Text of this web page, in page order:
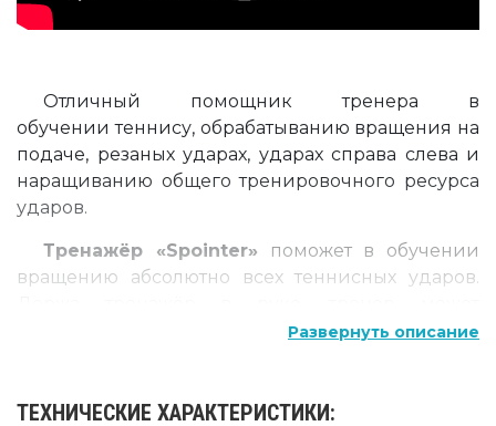
Отличный помощник тренера в
обучении теннису, обрабатыванию вращения на
подаче, резаных ударах, ударах справа слева и
наращиванию общего тренировочного ресурса
ударов.
Тренажёр «Spointer» поможет в обучении
вращению абсолютно всех теннисных ударов.
перемещаться, моделируя ситуации
Развернуть описание
ТЕХНИЧЕСКИЕ ХАРАКТЕРИСТИКИ: